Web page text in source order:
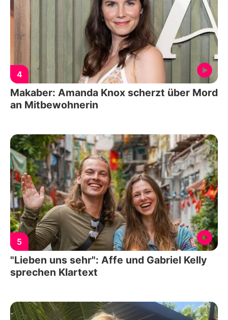
4
Makaber: Amanda Knox scherzt über Mord
an Mitbewohnerin
5
"Lieben uns sehr": Affe und Gabriel Kelly
sprechen Klartext